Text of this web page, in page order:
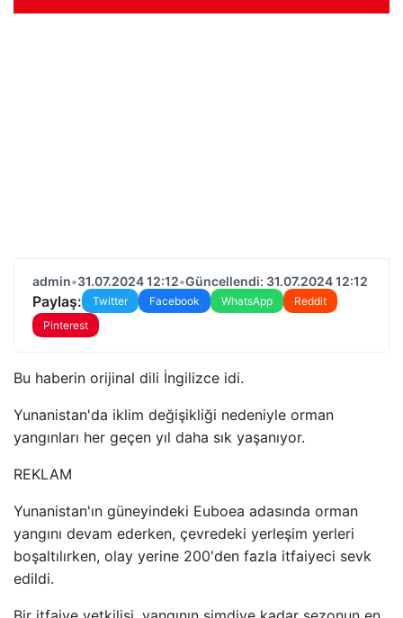
admin•31.07.2024 12:12•Güncellendi: 31.07.2024 12:12
Paylaş: Twitter Facebook WhatsApp
Reddit
Pinterest
Bu haberin orijinal dili İngilizce idi.
Yunanistan'da iklim değişikliği nedeniyle orman
yangınları her geçen yıl daha sık yaşanıyor.
REKLAM
Yunanistan'ın güneyindeki Euboea adasında orman
yangını devam ederken, çevredeki yerleşim yerleri
boşaltılırken, olay yerine 200'den fazla itfaiyeci sevk
edildi.